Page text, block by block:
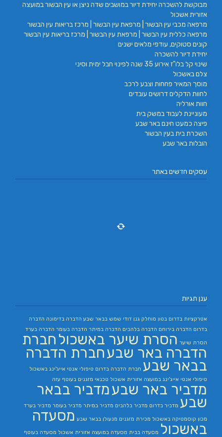
מבוקשת להשכרה יחידת דיור במושבים שדה ניצן או עין הבשור במועצה
אזורית אשכול
מרפאה מכבי עין הבשור | מרפאת עין הבשור | מרכז בריאות עין הבשור
מרפאה כללית עין הבשור | מרפאת עין הבשור | מרכז בריאות עין הבשור
קונים סטוקים, עודפי מלאים ישנים
יחידת דיור להשכרה
שינוי קל בלו"ז אירוע 35 שנה לפינוי חבל ימית וסיני
צלם באשכול
מוסך המאיר פחחות וצבע לרכב
לחוות הדקלים דרושים עובדים
חוות אורליה
מעוניינת לעבוד במשק בית
פיצה כמעט חינם באר שבע
השכרת בית בעין הבשור
הובלות באר שבע
עסקים חדשים באתר
ענן תגיות
אטרקציות בדרום בטון מוחלק גנן דודי שמש בבאר שבע הדברה בדימונה הדברה
בדרום הדברה בירוחם הדברה בלהבים הדברה במיתר הדברה בעומר הדברה בערד
הסרת שיער הסרת שיער באשכול חברת
הדברה באר שבעחברת הדברה
בבאר שבע חברת הדברה בדרום טיפולי אנטי אייג'ינג באשכול
טיפולי אנטי אייג'ינג במועצה אזורית אשכול טכנאי מזגנים בעוטף עזה
מדביר באר שבעמדביר בבאר
שבע מדביר בדרום מדביר בלהבים מדביר במיתר מדביר בעומר מדביר בערד
מכון קוסמטיקה באשכול מכירת מזגנים מנעולן בבאר שבע מסעדה
באשכול מסעדה בבית מסעדה במועצה אזורית אשכול מסעדה בעוטף